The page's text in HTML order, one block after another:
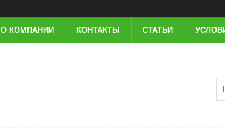
О КОМПАНИИ КОНТАКТЫ СТАТЬИ